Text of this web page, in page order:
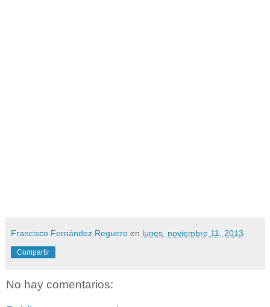
Francisco Fernández Reguero en lunes, noviembre 11, 2013
Compartir
No hay comentarios: